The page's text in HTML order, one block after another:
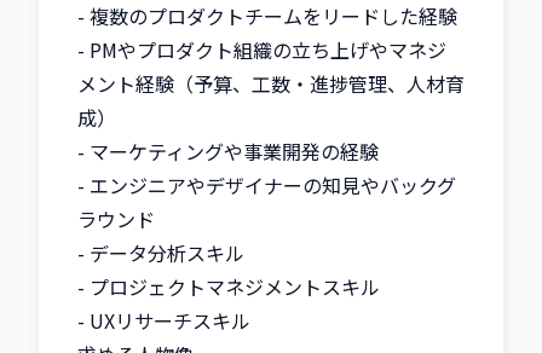
- 複数のプロダクトチームをリードした経験
- PMやプロダクト組織の立ち上げやマネジ
メント経験（予算、工数・進捗管理、人材育
成）
- マーケティングや事業開発の経験
- エンジニアやデザイナーの知見やバックグ
ラウンド
- データ分析スキル
- プロジェクトマネジメントスキル
- UXリサーチスキル